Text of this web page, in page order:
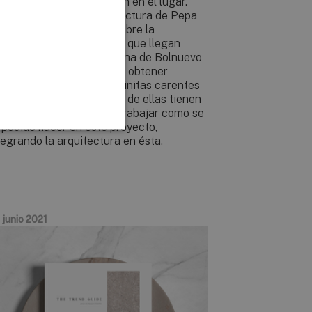
el estudio de arquitectura de Pepa
se quiso reflexionar sobre la
imperiosa con la que llegan
habitantes de la zona de Bolnuevo
Mazarrón (Murcia), la de obtener
horizontales infinitas carentes
lugar, cuando la mayoría de ellas tienen
que permiten trabajar como se
hacer en este proyecto,
la arquitectura en ésta.
2021